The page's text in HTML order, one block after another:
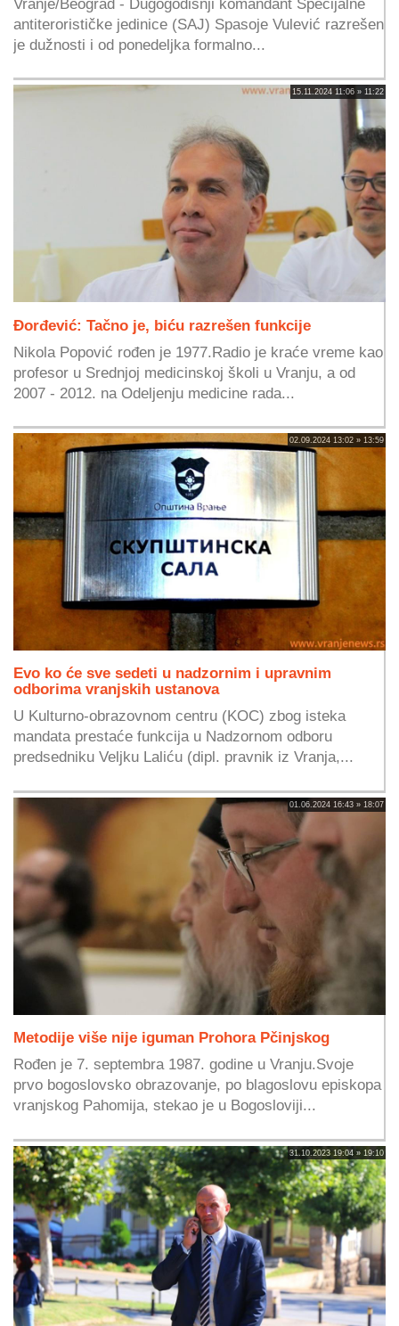
Vranje/Beograd - Dugogodišnji komandant Specijalne
antiterorističke jedinice (SAJ) Spasoje Vulević razrešen
je dužnosti i od ponedeljka formalno...
15.11.2024 11:06 » 11:22
Đorđević: Tačno je, biću razrešen funkcije
Nikola Popović rođen je 1977.Radio je kraće vreme kao
profesor u Srednjoj medicinskoj školi u Vranju, a od
2007 - 2012. na Odeljenju medicine rada...
02.09.2024 13:02 » 13:59
Evo ko će sve sedeti u nadzornim i upravnim
odborima vranjskih ustanova
U Kulturno-obrazovnom centru (KOC) zbog isteka
mandata prestaće funkcija u Nadzornom odboru
predsedniku Veljku Laliću (dipl. pravnik iz Vranja,...
01.06.2024 16:43 » 18:07
Metodije više nije iguman Prohora Pčinjskog
Rođen je 7. septembra 1987. godine u Vranju.Svoje
prvo bogoslovsko obrazovanje, po blagoslovu episkopa
vranjskog Pahomija, stekao je u Bogosloviji...
31.10.2023 19:04 » 19:10